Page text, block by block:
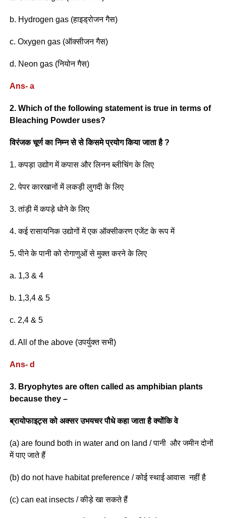
b. Hydrogen gas (हाइड्रोजन गैस)
c. Oxygen gas (ऑक्सीजन गैस)
d. Neon gas (नियोन गैस)
Ans- a
2. Which of the following statement is true in terms of
Bleaching Powder uses?
विरंजक चूर्ण का निम्न से से किसमे प्रयोग किया जाता है ?
1. कपड़ा उद्योग में कपास और लिनन ब्लीचिंग के लिए
2. पेपर कारखानों में लकड़ी लुगदी के लिए
3. तांड़ी में कपड़े धोने के लिए
4. कई रासायनिक उद्योगों में एक ऑक्सीकरण एजेंट के रूप में
5. पीने के पानी को रोगाणुओं से मुक्त करने के लिए
a. 1,3 & 4
b. 1,3,4 & 5
c. 2,4 & 5
d. All of the above (उपर्युक्त सभी)
Ans- d
3. Bryophytes are often called as amphibian plants
because they –
ब्रायोफाइट्स को अक्सर उभयचर पौधे कहा जाता है क्योंकि वे
(a) are found both in water and on land / पानी और जमीन दोनों
में पाए जाते हैं
(b) do not have habitat preference / कोई स्थाई आवास नहीं है
(c) can eat insects / कीड़े खा सकते हैं